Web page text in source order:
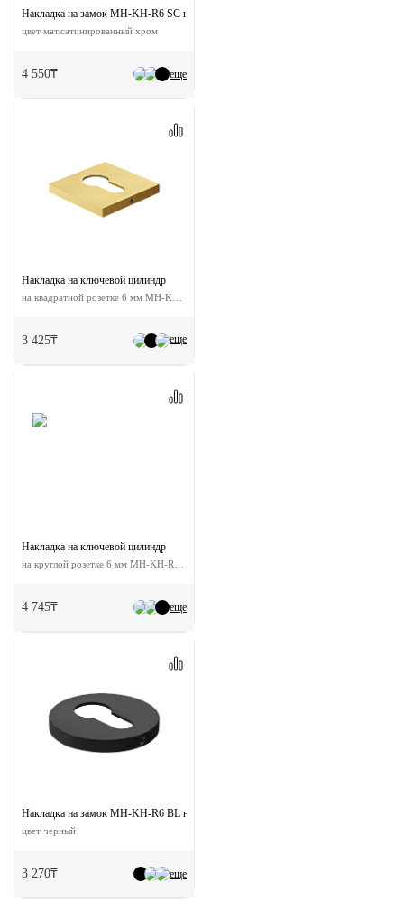
еще
Накладка на замок MH-KH-R6 SC на круглой розетке 6 мм
цвет мат.сатинированный хром
4 550₸
еще
Накладка на ключевой цилиндр
3 425₸
еще
Накладка на ключевой цилиндр
4 745₸
еще
Накладка на замок MH-KH-R6 BL на круглой розетке 6 мм
цвет черный
3 270₸